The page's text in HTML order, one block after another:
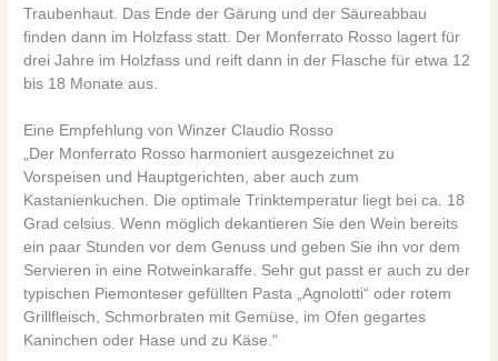
Traubenhaut. Das Ende der Gärung und der Säureabbau
finden dann im Holzfass statt. Der Monferrato Rosso lagert für
drei Jahre im Holzfass und reift dann in der Flasche für etwa 12
bis 18 Monate aus.
Eine Empfehlung von Winzer Claudio Rosso
„Der Monferrato Rosso harmoniert ausgezeichnet zu
Vorspeisen und Hauptgerichten, aber auch zum
Kastanienkuchen. Die optimale Trinktemperatur liegt bei ca. 18
Grad celsius. Wenn möglich dekantieren Sie den Wein bereits
ein paar Stunden vor dem Genuss und geben Sie ihn vor dem
Servieren in eine Rotweinkaraffe. Sehr gut passt er auch zu der
typischen Piemonteser gefüllten Pasta „Agnolotti“ oder rotem
Grillfleisch, Schmorbraten mit Gemüse, im Ofen gegartes
Kaninchen oder Hase und zu Käse.“